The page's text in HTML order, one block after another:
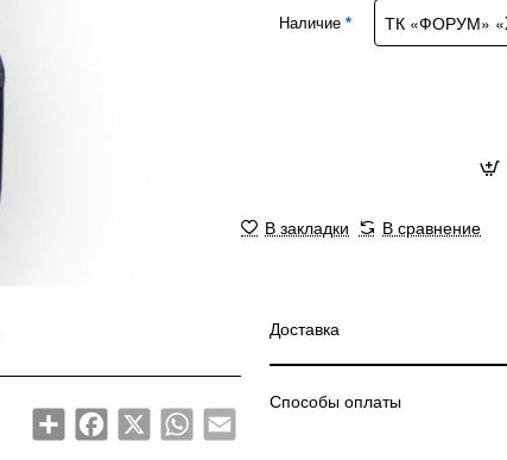
ShareFacebook
X WhatsAppEmail
Наличие
В закладки В сравнение
Доставка
Способы оплаты